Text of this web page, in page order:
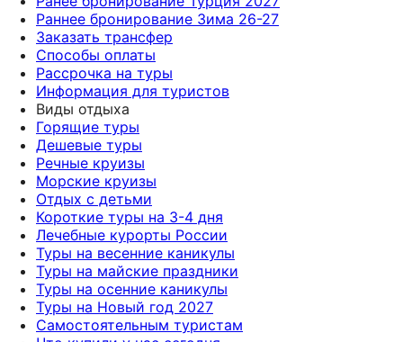
Раннее бронирование Зима 26-27
Заказать трансфер
Способы оплаты
Рассрочка на туры
Информация для туристов
Виды отдыха
Горящие туры
Дешевые туры
Речные круизы
Морские круизы
Отдых с детьми
Короткие туры на 3-4 дня
Лечебные курорты России
Туры на весенние каникулы
Туры на майские праздники
Туры на осенние каникулы
Туры на Новый год 2027
Самостоятельным туристам